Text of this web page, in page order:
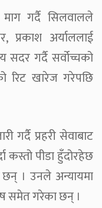
गर्दै सिलवालले
प्रकाश अर्याललाई
सदर गर्दै सर्वोच्चको
रिट खारेज गरेपछि
गर्दै प्रहरी सेवाबाट
कस्तो पीडा हुँदोरहेछ
। उनले अन्यायमा
समेत गरेका छन् ।